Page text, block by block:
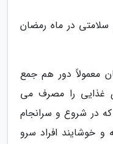
در ماه رمضان
معمولاً دور هم جمع
غذایی را مصرف می
در شروع و سرانجام
و خوشایند افراد سرو